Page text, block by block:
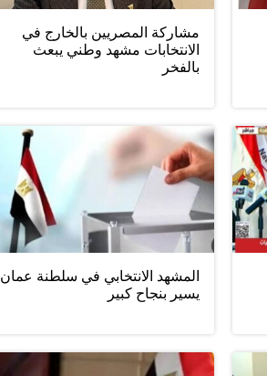
مشاركة المصريين بالخارج في
الانتخابات مشهد وطني يبعث
بالفخر
المشهد الانتخابي في سلطنة عمان
يسير بنجاح كبير